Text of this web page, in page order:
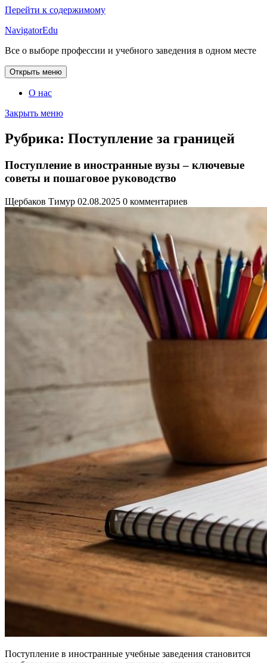
Перейти к содержимому
NavigatorEdu
Все о выборе профессии и учебного заведения в одном месте
Открыть меню
О нас
Закрыть меню
Рубрика: Поступление за границей
Поступление в иностранные вузы – ключевые
советы и пошаговое руководство
Щербаков Тимур 02.08.2025 0 комментариев
Поступление в иностранные учебные заведения становится